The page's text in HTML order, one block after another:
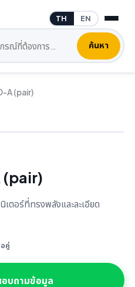
ค้นหา
TH EN
A (pair)
(pair)
ตอร์ที่ทรงพลังและละเอียด
อคู่
บถามข้อมูล